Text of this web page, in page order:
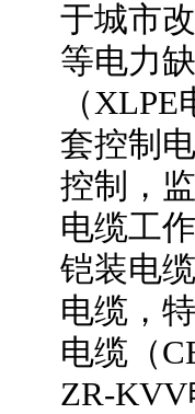
于城市
等电力
（XLPE
套控制
控制，
电缆工
铠装电
电缆，
电缆（
ZR-KVV